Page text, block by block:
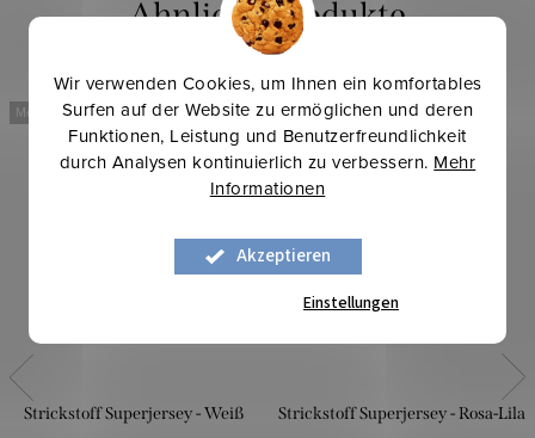
Wir verwenden Cookies, um Ihnen ein komfortables
Surfen auf der Website zu ermöglichen und deren
Funktionen, Leistung und Benutzerfreundlichkeit
durch Analysen kontinuierlich zu verbessern. Mehr
Informationen
Akzeptieren
Einstellungen
Mehr für weniger
Strickstoff Superjersey - Weiß
Mehr für weniger
Strickstoff Superjersey - Rosa-Lila